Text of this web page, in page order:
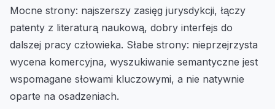
Mocne strony: najszerszy zasięg jurysdykcji, łączy
patenty z literaturą naukową, dobry interfejs do
dalszej pracy człowieka. Słabe strony: nieprzejrzysta
wycena komercyjna, wyszukiwanie semantyczne jest
wspomagane słowami kluczowymi, a nie natywnie
oparte na osadzeniach.